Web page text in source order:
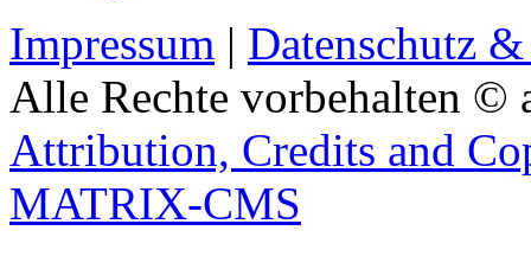
Impressum | Datenschutz
Alle Rechte vorbehalten ©
Attribution, Credits and
MATRIX-CMS